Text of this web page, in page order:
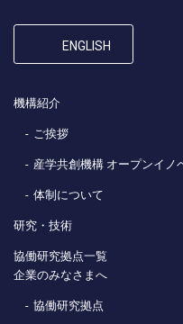
ENGLISH
機構紹介
ご挨拶
産学共創機構 オープンイノ
体制について
研究・技術
協働研究拠点一覧
企業のみなさまへ
協働研究拠点